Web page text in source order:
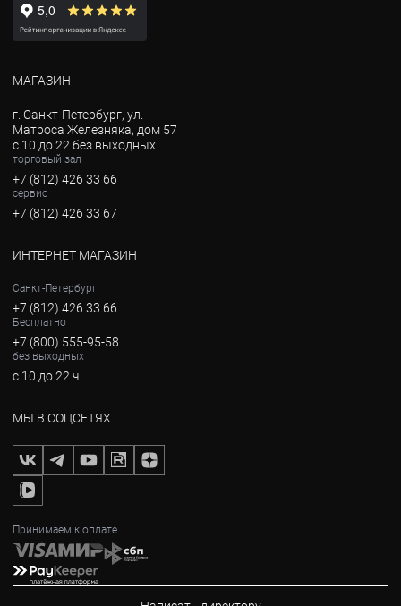
МАГАЗИН
г. Санкт-Петербург, ул.
Матроса Железняка, дом 57
с 10 до 22 без выходных
торговый зал
+7 (812) 426 33 66
сервис
+7 (812) 426 33 67
ИНТЕРНЕТ МАГАЗИН
Санкт-Петербург
+7 (812) 426 33 66
Бесплатно
+7 (800) 555-95-58
без выходных
с 10 до 22 ч
МЫ В СОЦСЕТЯХ
Принимаем к оплате